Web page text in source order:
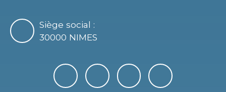
Siège social :
30000 NIMES